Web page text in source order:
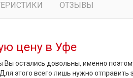
ОТЗЫВЫ
цену в Уфе
Вы остались довольны, именно
этого всего лишь нужно